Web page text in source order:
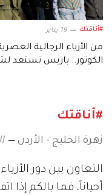
#أناقتك 19 يناير
‫من الأزياء الرجالية
الكوتور.. باريس تستعد
#أناقتك
زهرة الخليج - الأردن
التعاون بين دور
أحياناً، فما بالكم